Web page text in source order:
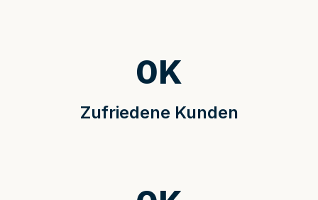
Zufriedene Kunden
0K